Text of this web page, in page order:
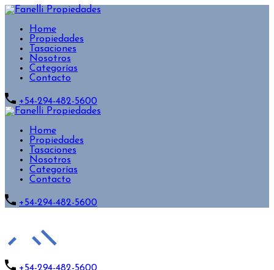
Home
Propiedades
Tasaciones
Nosotros
Categorías
Contacto
+54-294-482-5600
Home
Propiedades
Tasaciones
Nosotros
Categorías
Contacto
+54-294-482-5600
+54-294-482-5600